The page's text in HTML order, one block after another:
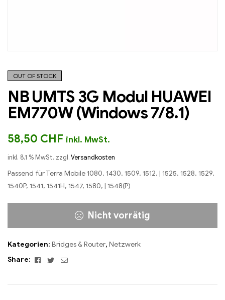
OUT OF STOCK
NB UMTS 3G Modul HUAWEI
EM770W (Windows 7/8.1)
58,50 CHF inkl. MwSt.
inkl. 8,1 % MwSt. zzgl.Versandkosten
Passend für Terra Mobile 1080, 1430, 1509, 1512, | 1525, 1528, 1529,
1540P, 1541, 1541H, 1547, 1580, | 1548(P)
Nicht vorrätig
Kategorien: Bridges & Router, Netzwerk
Share:
Facebook
TwitterEmail